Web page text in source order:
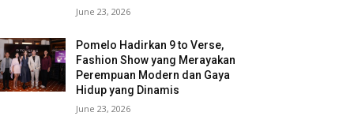
June 23, 2026
Pomelo Hadirkan 9 to Verse,
Fashion Show yang Merayakan
Perempuan Modern dan Gaya
Hidup yang Dinamis
June 23, 2026